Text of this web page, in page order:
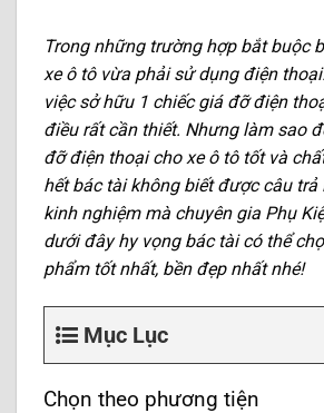
Trong những trường hợp bắt buộc
xe ô tô vừa phải sử dụng điện
việc sở hữu 1 chiếc giá đỡ điện
điều rất cần thiết. Nhưng làm sao
đỡ điện thoại cho xe ô tô tốt và
hết bác tài không biết được câu trả
kinh nghiệm mà chuyên gia Phụ
dưới đây hy vọng bác tài có thể
phẩm tốt nhất, bền đẹp nhất nhé!
Mục Lục
Chọn theo phương tiện